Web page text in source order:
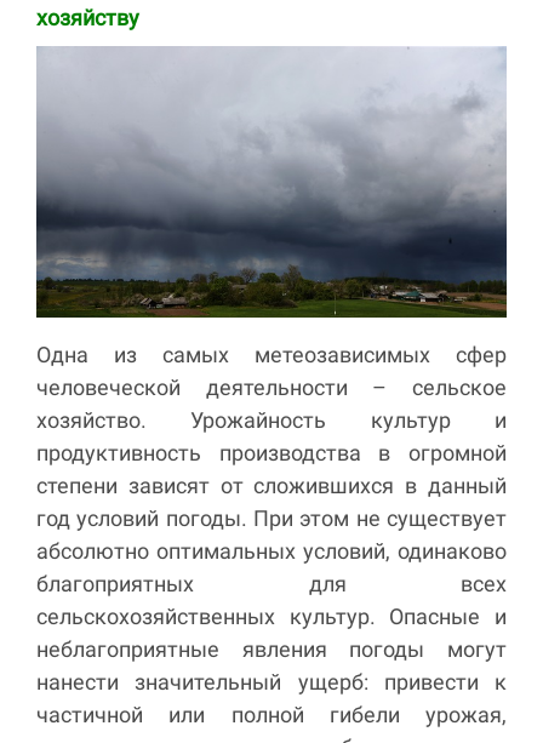
хозяйству
Одна из самых метеозависимых сфер
человеческой деятельности – сельское
хозяйство. Урожайность культур и
продуктивность производства в огромной
степени зависят от сложившихся в данный
год условий погоды. При этом не существует
абсолютно оптимальных условий, одинаково
благоприятных для всех
сельскохозяйственных культур. Опасные и
неблагоприятные явления погоды могут
нанести значительный ущерб: привести к
частичной или полной гибели урожая,